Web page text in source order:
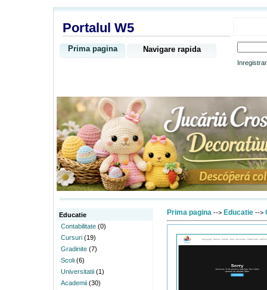
Portalul W5
Prima pagina Navigare rapida
Educatie
Contabilitate (0)
Cursuri (19)
Gradinite (7)
Scoli (6)
Universitatii (1)
Academii (30)
Prima pagina --> Educatie -->